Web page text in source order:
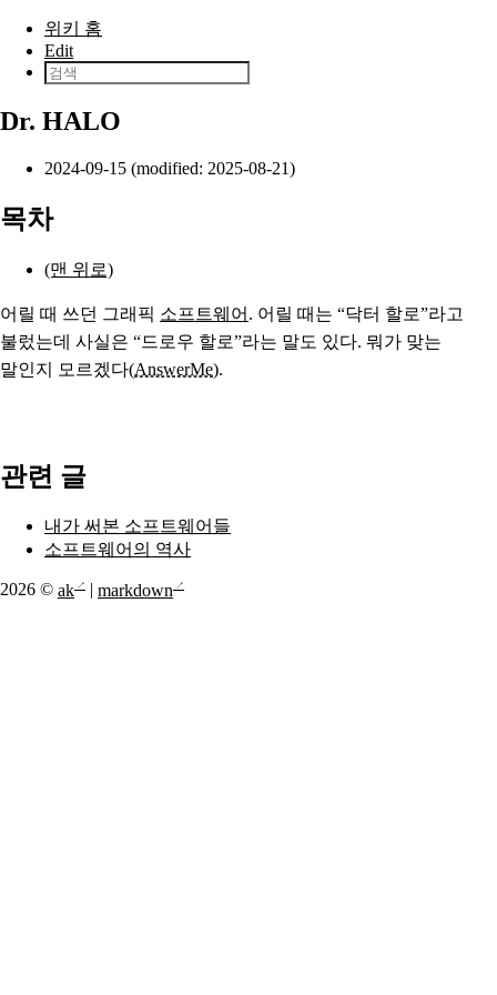
본문으로 건너뛰기
위키 홈
Edit
Dr. HALO
2024-09-15 (modified: 2025-08-21)
목차
(맨 위로)
어릴 때 쓰던 그래픽 소프트웨어 . 어릴 때는 “닥터 할로”라고
불렀는데 사실은 “드로우 할로”라는 말도 있다. 뭐가 맞는
말인지 모르겠다(AnswerMe).
관련 글
내가 써본 소프트웨어들
소프트웨어의 역사
2026 © ak markdown